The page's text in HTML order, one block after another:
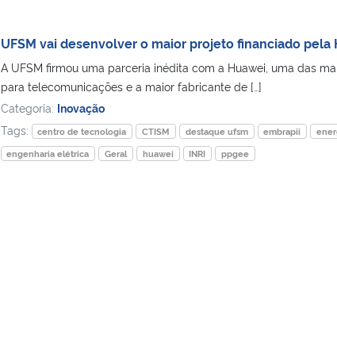
UFSM vai desenvolver o maior projeto financiado pela
A UFSM firmou uma parceria inédita com a Huawei, uma das
para telecomunicações e a maior fabricante de […]
Categoria: Inovação
Tags:
centro de tecnologia CTISM destaque ufsm embrapii
engenharia elétrica
Geral huawei INRI ppgee